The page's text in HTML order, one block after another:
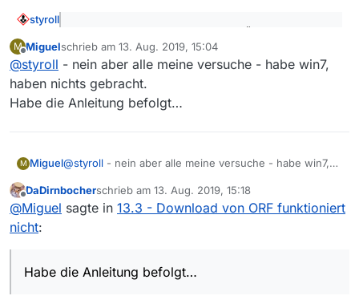
styroll
sagte: bei mir (ebenfalls Ö) funktioniert
der download vom ORF auch nicht
Und meinst du nun, dass – ausgelöst durch diese
löst?
M
Offline
Miguelschrieb am 13. Aug. 2019, 15:04
zuletzt editiert von
@styroll - nein aber alle meine versuche - habe win7,
haben nichts gebracht.
Habe die Anleitung befolgt…
M Miguel@styroll - nein aber alle meine versuche - habe win7,
Habe die Anleitung befolgt…
Offline
DaDirnbocherschrieb am 13. Aug. 2019, 15:18
zuletzt editiert von
@Miguel sagte in 13.3 - Download von ORF funktioniert
nicht:
Habe die Anleitung befolgt…